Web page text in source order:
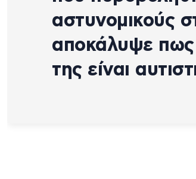
αστυνομικούς
αποκάλυψε πως
της είναι